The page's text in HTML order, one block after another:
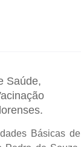
Saúde,
Básicas de